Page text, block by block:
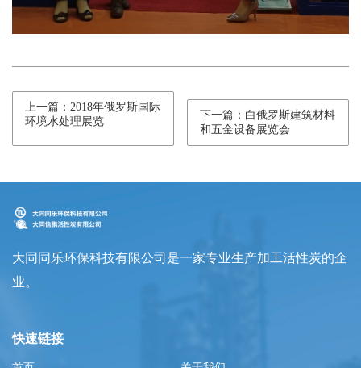
上一篇：2018年俄罗斯国际
环境水处理展览
下一篇：白俄罗斯建筑材料
和五金设备展览会
大同同乐环保科技有限公司是一家专业生产加工活性炭的企
业。
快速链接